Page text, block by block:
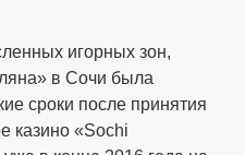
игорных зон,
в Сочи была
сроки после принятия
казино «Sochi